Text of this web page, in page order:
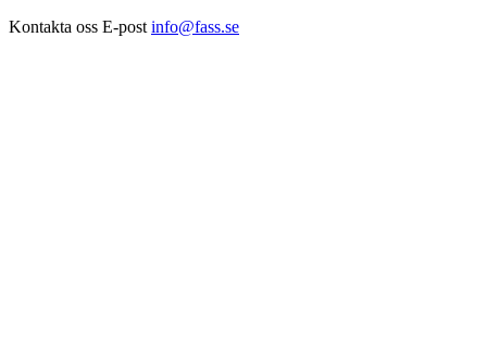
Kontakta oss E-post info@fass.se